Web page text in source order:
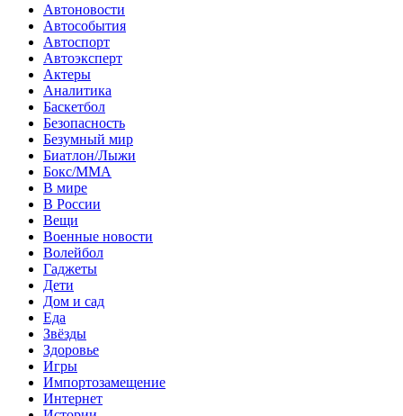
Автоновости
Автособытия
Автоспорт
Автоэксперт
Актеры
Аналитика
Баскетбол
Безопасность
Безумный мир
Биатлон/Лыжи
Бокс/MMA
В мире
В России
Вещи
Военные новости
Волейбол
Гаджеты
Дети
Дом и сад
Еда
Звёзды
Здоровье
Игры
Импортозамещение
Интернет